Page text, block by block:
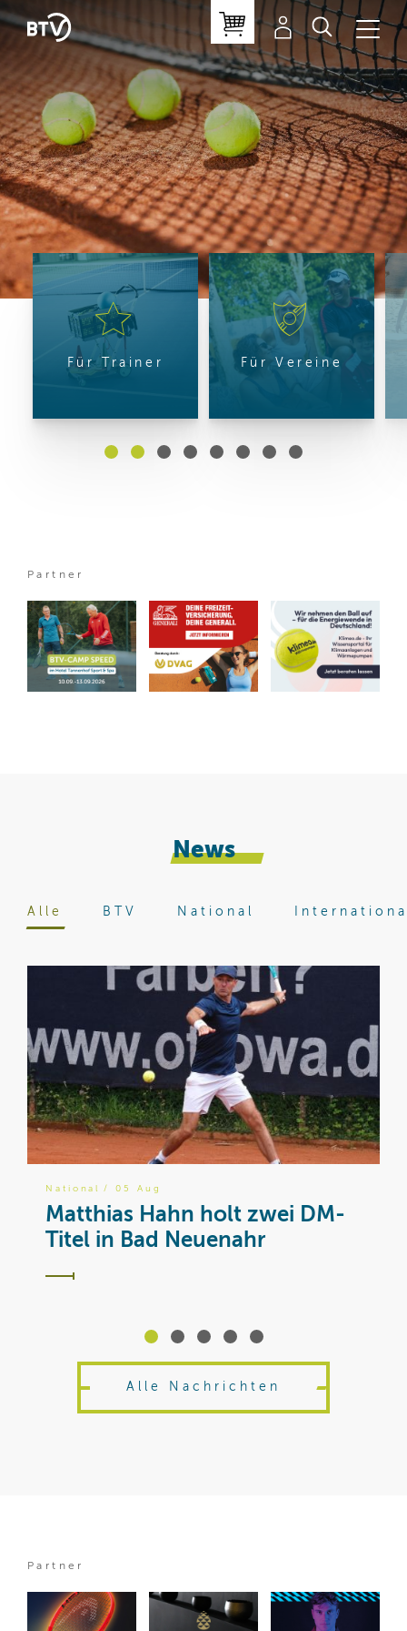
Für Trainer Für Vereine
Partner
News
Alle BTV National
National / 05 Aug
Matthias Hahn holt zwei DM-
Titel in Bad Neuenahr
Alle Nachrichten
Partner